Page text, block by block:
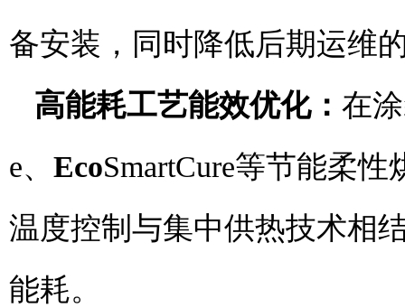
备安装，同时降低后期运维
高能耗工艺能效优化： 在
e、 EcoSmartCure等节能柔
温度控制与集中供热技术相
能耗。